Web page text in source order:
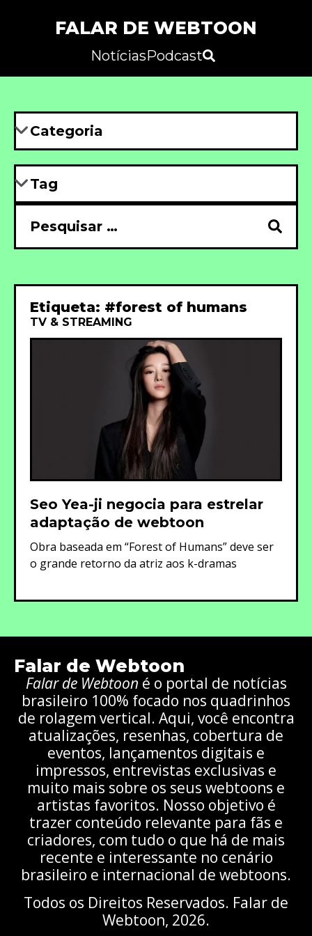
FALAR DE WEBTOON
NotíciasPodcast
Etiqueta: #forest of humans
TV & STREAMING
Seo Yea-ji negocia para estrelar
adaptação de webtoon
Obra baseada em “Forest of Humans” deve ser
o grande retorno da atriz aos k-dramas
Falar de Webtoon
Falar de Webtoon é o portal de notícias
brasileiro 100% focado nos quadrinhos
de rolagem vertical. Aqui, você encontra
atualizações, resenhas, cobertura de
eventos, lançamentos digitais e
impressos, entrevistas exclusivas e
muito mais sobre os seus webtoons e
artistas favoritos. Nosso objetivo é
trazer conteúdo relevante para fãs e
criadores, com tudo o que há de mais
recente e interessante no cenário
brasileiro e internacional de webtoons.
Todos os Direitos Reservados. Falar de
Webtoon, 2026.